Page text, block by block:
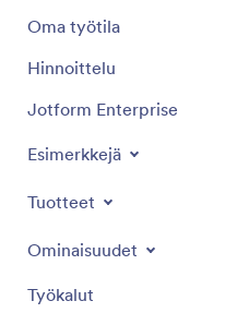
Luo lomake
Oma työtila
Hinnoittelu
Jotform Enterprise
Esimerkkejä
Tuotteet
Ominaisuudet